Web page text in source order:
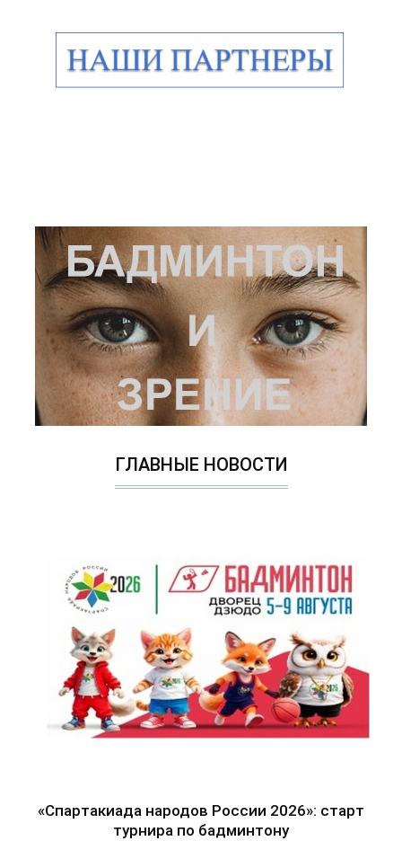
ГЛАВНЫЕ НОВОСТИ
«Спартакиада народов России 2026»: старт
турнира по бадминтону